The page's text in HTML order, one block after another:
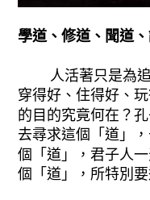
學道、修道、聞道
人活著只是為追
穿得好、住得好、
的目的究竟何在？
去尋求這個「道」
個「道」，君子人
個「道」，所特別